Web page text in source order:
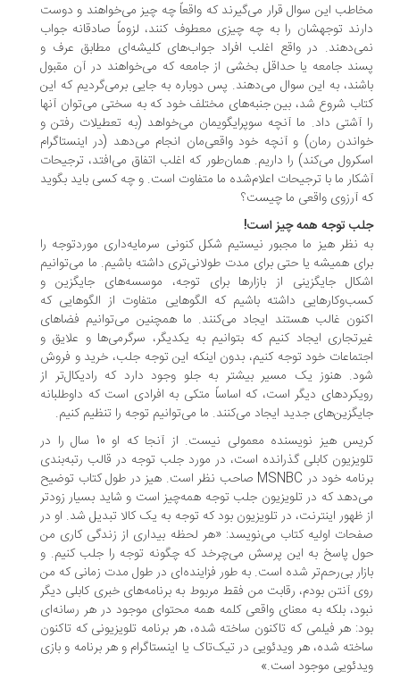
این سوال قرار می‌گیرند که واقعاً چه چیز می‌خواهند و دوست
توجهشان را به چه چیزی معطوف کنند، لزوماً صادقانه جواب
در واقع اغلب افراد جواب‌های کلیشه‌ای مطابق عرف و
جامعه یا حداقل بخشی از جامعه که می‌خواهند در آن مقبول
به این سوال می‌دهند. پس دوباره به جایی برمی‌گردیم که این
شروع شد، بین جنبه‌های مختلف خود که به سختی می‌توان آنها
آشتی داد. ما آنچه سوپرایگویمان می‌خواهد (به تعطیلات رفتن و
رمان) و آنچه خود واقعی‌مان انجام می‌دهد (در اینستاگرام
می‌کند) را داریم. همان‌طور که اغلب اتفاق می‌افتد، ترجیحات
ما با ترجیحات اعلام‌شده ما متفاوت است. و چه کسی باید بگوید
آرزوی واقعی ما چیست؟
توجه همه چیز است!
نظر هیز ما مجبور نیستیم شکل کنونی سرمایه‌داری موردتوجه را
همیشه یا حتی برای مدت طولانی‌تری داشته باشیم. ما می‌توانیم
جایگزینی از بازارها برای توجه، موسسه‌های جایگزین و
داشته باشیم که الگو‌هایی متفاوت از الگو‌هایی که
غالب هستند ایجاد می‌کنند. ما همچنین می‌توانیم فضاهای
ایجاد کنیم که بتوانیم به یکدیگر، سرگرمی‌ها و علایق و
خود توجه کنیم، بدون اینکه این توجه جلب، خرید و فروش
هنوز یک مسیر بیشتر به جلو وجود دارد که رادیکال‌تر از
دیگر است، که اساساً متکی به افرادی است که داوطلبانه
جدید ایجاد می‌کنند. ما می‌توانیم توجه را تنظیم کنیم.
کریس هیز نویسنده معمولی نیست. از آنجا که او 10 سال را در
کابلی گذرانده است، در مورد جلب توجه در قالب رتبه‌بندی
برنامه خود در MSNBC صاحب نظر است. هیز در طول کتاب توضیح
که در تلویزیون جلب توجه همه‌چیز است و شاید بسیار زودتر
ظهور اینترنت، در تلویزیون بود که توجه به یک کالا تبدیل شد. او در
اولیه کتاب می‌نویسد: «هر لحظه بیداری از زندگی کاری من
پاسخ به این پرسش می‌چرخد که چگونه توجه را جلب کنیم. و
بی‌رحم‌تر شده است. به طور فزاینده‌ای در طول مدت زمانی که من
آنتن بودم، رقابت من فقط مربوط به برنامه‌های خبری کابلی دیگر
بلکه به معنای واقعی کلمه همه محتوای موجود در هر رسانه‌ای
هر فیلمی که تاکنون ساخته شده، هر برنامه تلویزیونی که تاکنون
شده، هر ویدئویی در تیک‌تاک یا اینستاگرام و هر برنامه و بازی
موجود است.»